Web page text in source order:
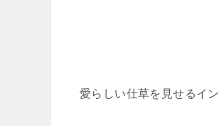
愛らしい仕草を見せるイ